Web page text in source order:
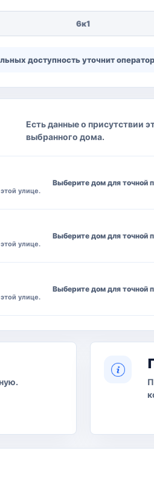
6к1
доступность уточнит
Есть данные о присутствии
выбранного дома.
улице.
Выберите дом для точной
улице.
Выберите дом для точной
улице.
Выберите дом для точной